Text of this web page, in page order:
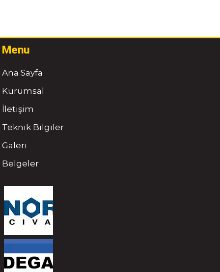
Menu
Ana Sayfa
Kurumsal
İletişim
Teknik Bilgiler
Galeri
Belgeler